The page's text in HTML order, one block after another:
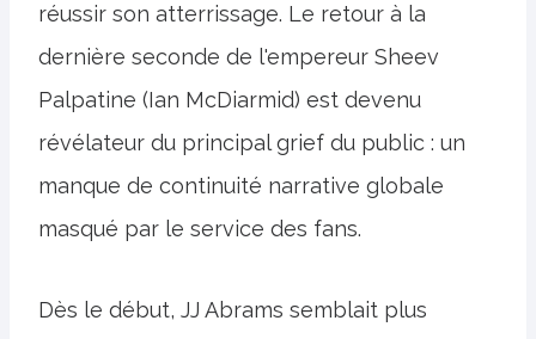
réussir son atterrissage. Le retour à la
dernière seconde de l'empereur Sheev
Palpatine (Ian McDiarmid) est devenu
révélateur du principal grief du public : un
manque de continuité narrative globale
masqué par le service des fans.
Dès le début, JJ Abrams semblait plus